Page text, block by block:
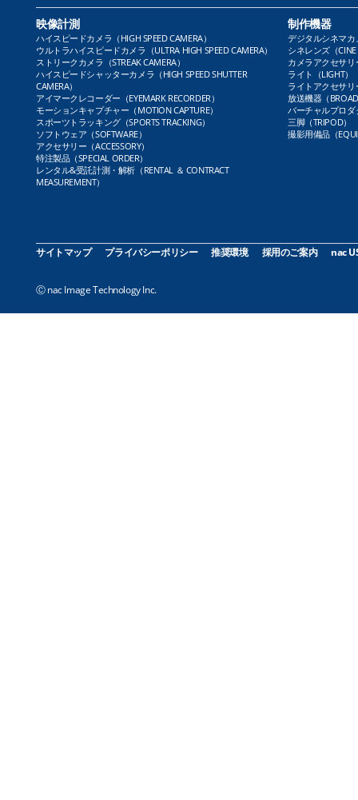
映像計測
ハイスピードカメラ（HIGH SPEED CAMERA）
ウルトラハイスピードカメラ（ULTRA HIGH SPEED CAMERA）
ストリークカメラ（STREAK CAMERA）
ハイスピードシャッターカメラ（HIGH SPEED SHUTTER
CAMERA）
アイマークレコーダー（EYEMARK RECORDER）
モーションキャプチャー（MOTION CAPTURE）
スポーツトラッキング（SPORTS TRACKING）
ソフトウェア（SOFTWARE）
アクセサリー（ACCESSORY）
特注製品（SPECIAL ORDER）
レンタル&受託計測・解析（RENTAL ＆ CONTRACT
MEASUREMENT）
制作機器
デジタルシネマカ
シネレンズ（CINE
カメラアクセサリ
ライト（LIGHT）
ライトアクセサリ
放送機器（
バーチャルプロダ
三脚（TRIPOD）
撮影用備品（
サイトマップ プライバシーポリシー 推奨環境 採用のご案内 nac
Ⓒ nac Image Technology Inc.